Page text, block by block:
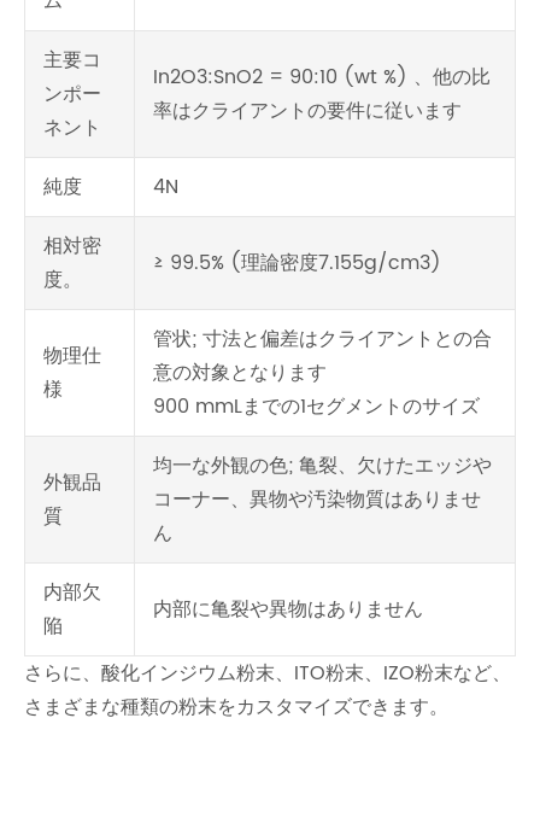
主要コ
ンポー
ネント
In2O3:SnO2 = 90:10 (wt %) 、他の比
率はクライアントの要件に従います
純度
4N
相対密
度。
≥ 99.5% (理論密度7.155g/cm3)
物理仕
様
管状; 寸法と偏差はクライアントとの合
意の対象となります
900 mmLまでの1セグメントのサイズ
外観品
質
均一な外観の色; 亀裂、欠けたエッジや
コーナー、異物や汚染物質はありませ
ん
内部欠
陥
内部に亀裂や異物はありません
さらに、酸化インジウム粉末、ITO粉末、IZO粉末など、
さまざまな種類の粉末をカスタマイズできます。